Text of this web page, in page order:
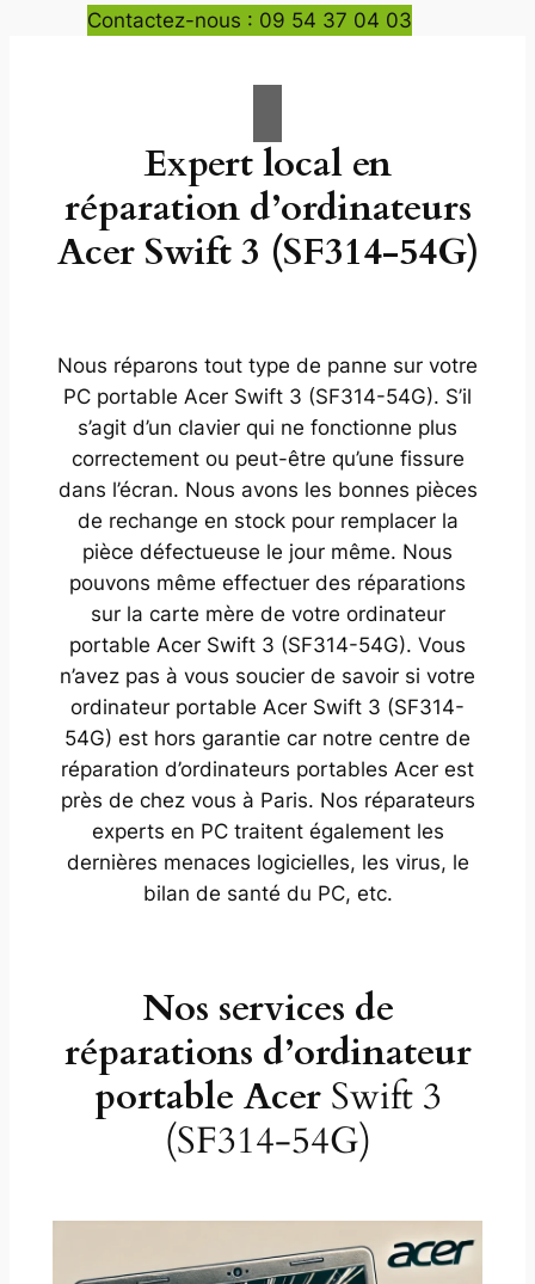
Contactez-nous : 09 54 37 04 03
Expert local en
réparation d’ordinateurs
Acer Swift 3 (SF314-54G)
Nous réparons tout type de panne sur votre
PC portable Acer Swift 3 (SF314-54G). S’il
s’agit d’un clavier qui ne fonctionne plus
correctement ou peut-être qu’une fissure
dans l’écran. Nous avons les bonnes pièces
de rechange en stock pour remplacer la
pièce défectueuse le jour même. Nous
pouvons même effectuer des réparations
sur la carte mère de votre ordinateur
portable Acer Swift 3 (SF314-54G). Vous
n’avez pas à vous soucier de savoir si votre
ordinateur portable Acer Swift 3 (SF314-
54G) est hors garantie car notre centre de
réparation d’ordinateurs portables Acer est
près de chez vous à Paris. Nos réparateurs
experts en PC traitent également les
dernières menaces logicielles, les virus, le
bilan de santé du PC, etc.
Nos services de
réparations d’ordinateur
portable AcerSwift 3
(SF314-54G)